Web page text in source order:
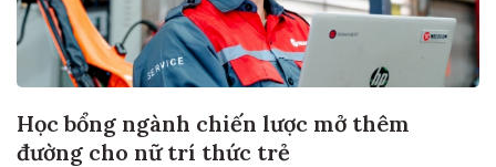
Học bổng ngành chiến lược mở thêm
đường cho nữ trí thức trẻ